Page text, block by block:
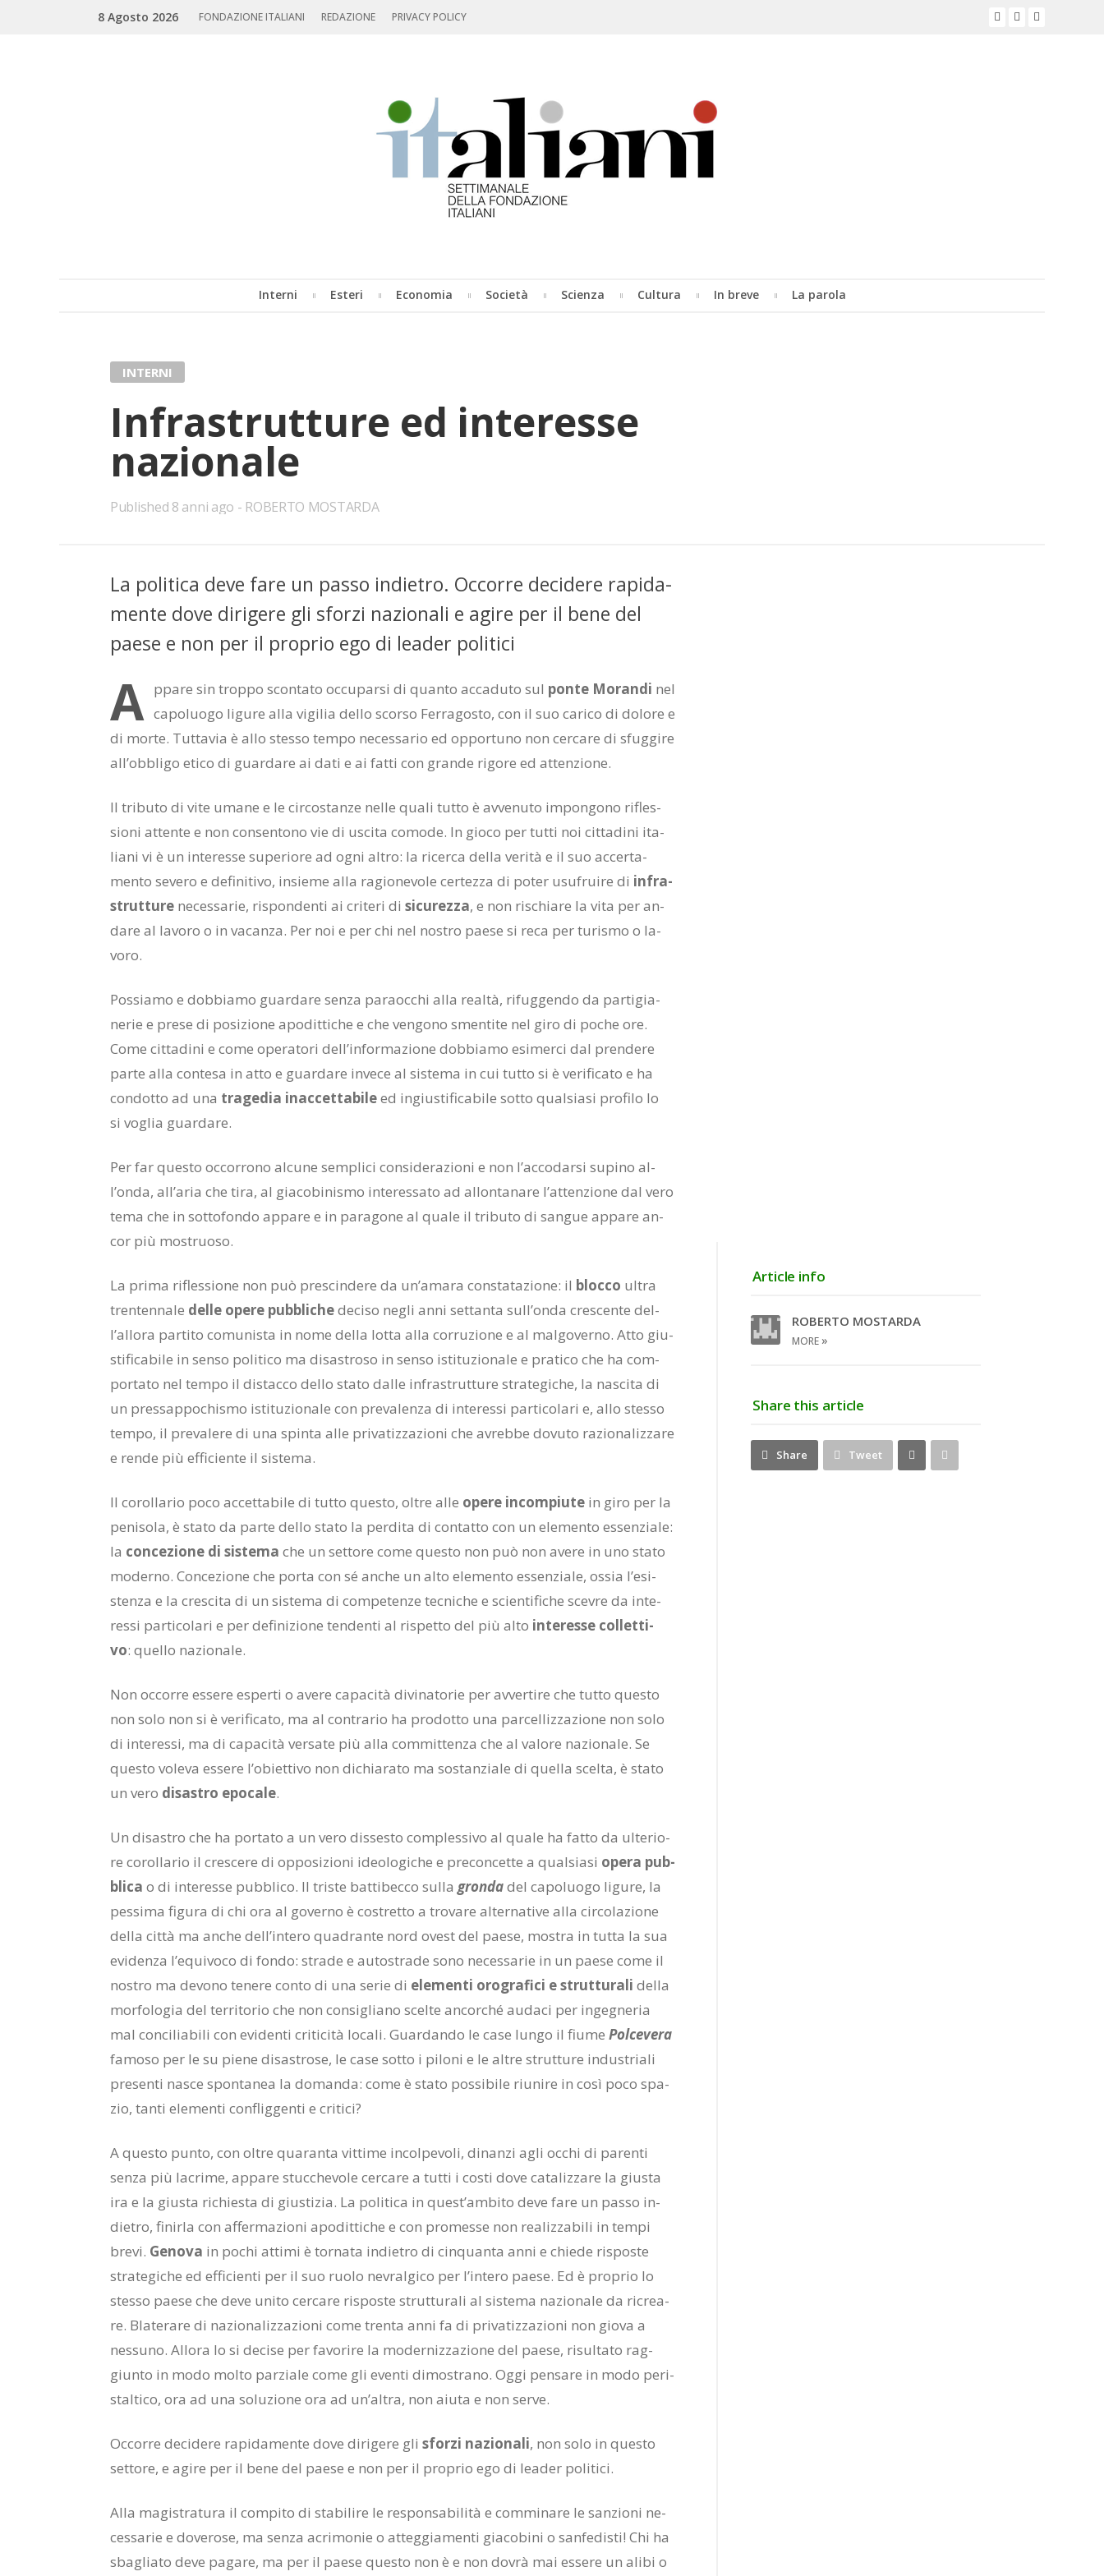
Search
8 Agosto 2026 FONDAZIONE ITALIANI REDAZIONE PRIVACY POLICY
Interni Esteri Economia Società Scienza Cultura In breve La parola
INTERNI
In­fra­strut­tu­re ed in­te­res­se
na­zio­na­le
Published 8 anni ago ROBERTO MOSTARDA
La po­li­ti­ca deve fare un pas­so in­die­tro. Oc­cor­re de­ci­de­re ra­pi­da­
men­te dove di­ri­ge­re gli sfor­zi na­zio­na­li e agi­re per il bene del
pae­se e non per il pro­prio ego di lea­der po­li­ti­ci
A p­pa­re sin trop­po scon­ta­to oc­cu­par­si di quan­to ac­ca­du­to sul pon­te Mo­ran­di nel
ca­po­luo­go li­gu­re alla vi­gi­lia del­lo scor­so Fer­ra­go­sto, con il suo ca­ri­co di do­lo­re e
di mor­te. Tut­ta­via è allo stes­so tem­po ne­ces­sa­rio ed op­por­tu­no non cer­ca­re di sfug­gi­re
al­l’ob­bli­go eti­co di guar­da­re ai dati e ai fat­ti con gran­de ri­go­re ed at­ten­zio­ne.
Il tri­bu­to di vite uma­ne e le cir­co­stan­ze nel­le qua­li tut­to è av­ve­nu­to im­pon­go­no ri­fles­
sio­ni at­ten­te e non con­sen­to­no vie di usci­ta co­mo­de. In gio­co per tut­ti noi cit­ta­di­ni ita­
lia­ni vi è un in­te­res­se su­pe­rio­re ad ogni al­tro: la ri­cer­ca del­la ve­ri­tà e il suo ac­cer­ta­
men­to se­ve­ro e de­fi­ni­ti­vo, in­sie­me alla ra­gio­ne­vo­le cer­tez­za di po­ter usu­frui­re di in­fra­
strut­tu­re ne­ces­sa­rie, ri­spon­den­ti ai cri­te­ri di si­cu­rez­za, e non ri­schia­re la vita per an­
da­re al la­vo­ro o in va­can­za. Per noi e per chi nel no­stro pae­se si reca per tu­ri­smo o la­
vo­ro.
Pos­sia­mo e dob­bia­mo guar­da­re sen­za pa­ra­oc­chi alla real­tà, ri­fug­gen­do da par­ti­gia­
ne­rie e pre­se di po­si­zio­ne apo­dit­ti­che e che ven­go­no smen­ti­te nel giro di po­che ore.
Come cit­ta­di­ni e come ope­ra­to­ri del­l’in­for­ma­zio­ne dob­bia­mo esi­mer­ci dal pren­de­re
par­te alla con­te­sa in atto e guar­da­re in­ve­ce al si­ste­ma in cui tut­to si è ve­ri­fi­ca­to e ha
con­dot­to ad una tra­ge­dia inac­cet­ta­bi­leed in­giu­sti­fi­ca­bi­le sot­to qual­sia­si pro­fi­lo lo
si vo­glia guar­da­re.
Per far que­sto oc­cor­ro­no al­cu­ne sem­pli­ci con­si­de­ra­zio­ni e non l’ac­co­dar­si su­pi­no al­
l’on­da, al­l’a­ria che tira, al gia­co­bi­ni­smo in­te­res­sa­to ad al­lon­ta­na­re l’at­ten­zio­ne dal vero
tema che in sot­to­fon­do ap­pa­re e in pa­ra­go­ne al qua­le il tri­bu­to di san­gue ap­pa­re an­
cor più mo­struo­so.
La pri­ma ri­fles­sio­ne non può pre­scin­de­re da un’a­ma­ra con­sta­ta­zio­ne: il bloc­co ul­tra
tren­ten­na­le del­le ope­re pub­bli­chede­ci­so ne­gli anni set­tan­ta sul­l’on­da cre­scen­te del­
l’al­lo­ra par­ti­to co­mu­ni­sta in nome del­la lot­ta alla cor­ru­zio­ne e al mal­go­ver­no. Atto giu­
sti­fi­ca­bi­le in sen­so po­li­ti­co ma di­sa­stro­so in sen­so isti­tu­zio­na­le e pra­ti­co che ha com­
por­ta­to nel tem­po il di­stac­co del­lo sta­to dal­le in­fra­strut­tu­re stra­te­gi­che, la na­sci­ta di
un pres­sap­po­chi­smo isti­tu­zio­na­le con pre­va­len­za di in­te­res­si par­ti­co­la­ri e, allo stes­so
tem­po, il pre­va­le­re di una spin­ta alle pri­va­tiz­za­zio­ni che avreb­be do­vu­to ra­zio­na­liz­za­re
e ren­de più ef­fi­cien­te il si­ste­ma.
Il co­rol­la­rio poco ac­cet­ta­bi­le di tut­to que­sto, ol­tre alle ope­re in­com­piu­te in giro per la
pe­ni­so­la, è sta­to da par­te del­lo sta­to la per­di­ta di con­tat­to con un ele­men­to es­sen­zia­le:
la con­ce­zio­ne di si­ste­ma che un set­to­re come que­sto non può non ave­re in uno sta­to
mo­der­no. Con­ce­zio­ne che por­ta con sé an­che un alto ele­men­to es­sen­zia­le, os­sia l’e­si­
sten­za e la cre­sci­ta di un si­ste­ma di com­pe­ten­ze tec­ni­che e scien­ti­fi­che sce­vre da in­te­
res­si par­ti­co­la­ri e per de­fi­ni­zio­ne ten­den­ti al ri­spet­to del più alto in­te­res­se col­let­ti­
vo: quel­lo na­zio­na­le.
Non oc­cor­re es­se­re esper­ti o ave­re ca­pa­ci­tà di­vi­na­to­rie per av­ver­ti­re che tut­to que­sto
non solo non si è ve­ri­fi­ca­to, ma al con­tra­rio ha pro­dot­to una par­cel­liz­za­zio­ne non solo
di in­te­res­si, ma di ca­pa­ci­tà ver­sa­te più alla com­mit­ten­za che al va­lo­re na­zio­na­le. Se
que­sto vo­le­va es­se­re l’o­biet­ti­vo non di­chia­ra­to ma so­stan­zia­le di quel­la scel­ta, è sta­to
un vero di­sa­stro epo­ca­le.
Un di­sa­stro che ha por­ta­to a un vero dis­se­sto com­ples­si­vo al qua­le ha fat­to da ul­te­rio­
re co­rol­la­rio il cre­sce­re di op­po­si­zio­ni ideo­lo­gi­che e pre­con­cet­te a qual­sia­si ope­ra pub­
bli­ca o di in­te­res­se pub­bli­co. Il tri­ste bat­ti­bec­co sul­la gron­dadel ca­po­luo­go li­gu­re, la
pes­si­ma fi­gu­ra di chi ora al go­ver­no è co­stret­to a tro­va­re al­ter­na­ti­ve alla cir­co­la­zio­ne
del­la cit­tà ma an­che del­l’in­te­ro qua­dran­te nord ove­st del pae­se, mo­stra in tut­ta la sua
evi­den­za l’e­qui­vo­co di fon­do: stra­de e au­to­stra­de sono ne­ces­sa­rie in un pae­se come il
no­stro ma de­vo­no te­ne­re con­to di una se­rie di ele­men­ti oro­gra­fi­ci e strut­tu­ra­li del­la
mor­fo­lo­gia del ter­ri­to­rio che non con­si­glia­no scel­te an­cor­ché au­da­ci per in­ge­gne­ria
mal con­ci­lia­bi­li con evi­den­ti cri­ti­ci­tà lo­ca­li. Guar­dan­do le case lun­go il fiu­me Pol­ce­ve­ra
fa­mo­so per le su pie­ne di­sa­stro­se, le case sot­to i pi­lo­ni e le al­tre strut­tu­re in­du­stria­li
pre­sen­ti na­sce spon­ta­nea la do­man­da: come è sta­to pos­si­bi­le riu­ni­re in così poco spa­
zio, tan­ti ele­men­ti con­flig­gen­ti e cri­ti­ci?
A que­sto pun­to, con ol­tre qua­ran­ta vit­ti­me in­col­pe­vo­li, di­nan­zi agli oc­chi di pa­ren­ti
sen­za più la­cri­me, ap­pa­re stuc­che­vo­le cer­ca­re a tut­ti i co­sti dove ca­ta­liz­za­re la giu­sta
ira e la giu­sta ri­chie­sta di giu­sti­zia. La po­li­ti­ca in que­st’am­bi­to deve fare un pas­so in­
die­tro, fi­nir­la con af­fer­ma­zio­ni apo­dit­ti­che e con pro­mes­se non rea­liz­za­bi­li in tem­pi
bre­vi. Ge­no­va in po­chi at­ti­mi è tor­na­ta in­die­tro di cin­quan­ta anni e chie­de ri­spo­ste
stra­te­gi­che ed ef­fi­cien­ti per il suo ruo­lo ne­vral­gi­co per l’in­te­ro pae­se. Ed è pro­prio lo
stes­so pae­se che deve uni­to cer­ca­re ri­spo­ste strut­tu­ra­li al si­ste­ma na­zio­na­le da ri­crea­
re. Bla­te­ra­re di na­zio­na­liz­za­zio­ni come tren­ta anni fa di pri­va­tiz­za­zio­ni non gio­va a
nes­su­no. Al­lo­ra lo si de­ci­se per fa­vo­ri­re la mo­der­niz­za­zio­ne del pae­se, ri­sul­ta­to rag­
giun­to in modo mol­to par­zia­le come gli even­ti di­mo­stra­no. Oggi pen­sa­re in modo pe­ri­
stal­ti­co, ora ad una so­lu­zio­ne ora ad un’al­tra, non aiu­ta e non ser­ve.
Oc­cor­re de­ci­de­re ra­pi­da­men­te dove di­ri­ge­re gli sfor­zi na­zio­na­li, non solo in que­sto
set­to­re, e agi­re per il bene del pae­se e non per il pro­prio ego di lea­der po­li­ti­ci.
Alla ma­gi­stra­tu­ra il com­pi­to di sta­bi­li­re le re­spon­sa­bi­li­tà e com­mi­na­re le san­zio­ni ne­
ces­sa­rie e do­ve­ro­se, ma sen­za acri­mo­nie o at­teg­gia­men­ti gia­co­bi­ni o san­fe­di­sti! Chi ha
sba­glia­to deve pa­ga­re, ma per il pae­se que­sto non è e non do­vrà mai es­se­re un ali­bi o
Article info
ROBERTO MOSTARDA
MORE »
Share this article
Share Tweet
Share